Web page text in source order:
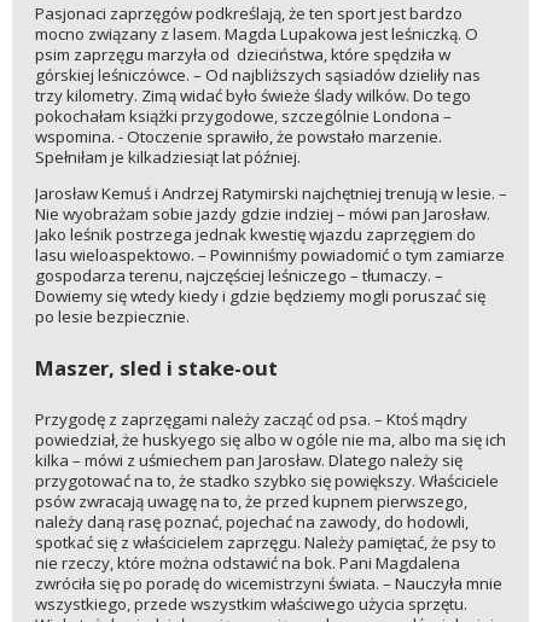
Pasjonaci zaprzęgów podkreślają, że ten sport jest bardzo
mocno związany z lasem. Magda Lupakowa jest leśniczką. O
psim zaprzęgu marzyła od dzieciństwa, które spędziła w
górskiej leśniczówce. – Od najbliższych sąsiadów dzieliły nas
trzy kilometry. Zimą widać było świeże ślady wilków. Do tego
pokochałam książki przygodowe, szczególnie Londona –
wspomina. - Otoczenie sprawiło, że powstało marzenie.
Spełniłam je kilkadziesiąt lat później.
Jarosław Kemuś i Andrzej Ratymirski najchętniej trenują w lesie. –
Nie wyobrażam sobie jazdy gdzie indziej – mówi pan Jarosław.
Jako leśnik postrzega jednak kwestię wjazdu zaprzęgiem do
lasu wieloaspektowo. – Powinniśmy powiadomić o tym zamiarze
gospodarza terenu, najczęściej leśniczego – tłumaczy. –
Dowiemy się wtedy kiedy i gdzie będziemy mogli poruszać się
po lesie bezpiecznie.
Maszer, sled i stake-out
Przygodę z zaprzęgami należy zacząć od psa. – Ktoś mądry
powiedział, że huskyego się albo w ogóle nie ma, albo ma się ich
kilka – mówi z uśmiechem pan Jarosław. Dlatego należy się
przygotować na to, że stadko szybko się powiększy. Właściciele
psów zwracają uwagę na to, że przed kupnem pierwszego,
należy daną rasę poznać, pojechać na zawody, do hodowli,
spotkać się z właścicielem zaprzęgu. Należy pamiętać, że psy to
nie rzeczy, które można odstawić na bok. Pani Magdalena
zwróciła się po poradę do wicemistrzyni świata. – Nauczyła mnie
wszystkiego, przede wszystkim właściwego użycia sprzętu.